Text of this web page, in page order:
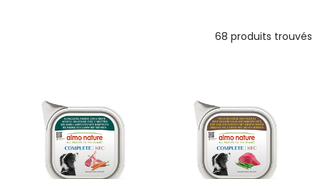
68 produits trouvés